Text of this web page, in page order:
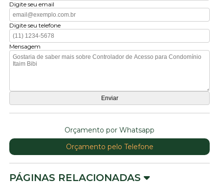
Digite seu email
Digite seu telefone
Mensagem
Orçamento por Whatsapp
Orçamento pelo Telefone
PÁGINAS RELACIONADAS